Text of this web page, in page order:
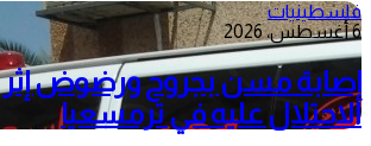
فلسطينيات
6 أغسطس، 2026
إصابة مسن بجروح ورضوض
الاحتلال عليه في ترمسعيا